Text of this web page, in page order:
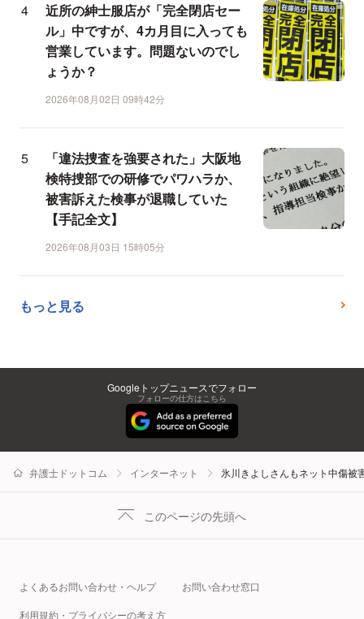
近所の紳士服店が「完全閉店セー
ル」中ですが、4カ月目に入っても
営業しています。問題ないのでし
ょうか？
2026年08月02日 09時42分
「違法捜査を強要された」大阪地
検特捜部での研修でパワハラか、
被害訴えた検事が退職していた
【手記全文】
2026年08月03日 15時05分
もっと見る
Googleトップニュースでフォロー
フォローの仕方はこちら
弁護士ドットコム インターネット 氷川きよしさんもネット中傷被
このページの先頭へ
よくあるお問い合わせ・ヘルプ お問い合わせ窓口
利用規約・プライバシーの考え方